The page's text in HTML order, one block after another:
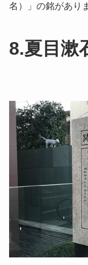
名）」の銘があり
8.夏目漱